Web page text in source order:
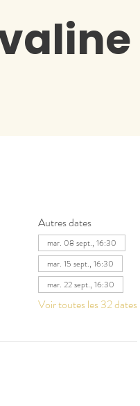
Autres dates
mar. 08 sept., 16:30
mar. 15 sept., 16:30
mar. 22 sept., 16:30
Voir toutes les 32 dates